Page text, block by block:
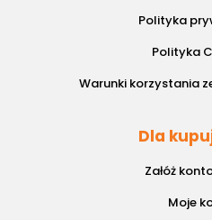
Polityka
Polityka
Warunki korzystania
Dla
Załóż
Moje